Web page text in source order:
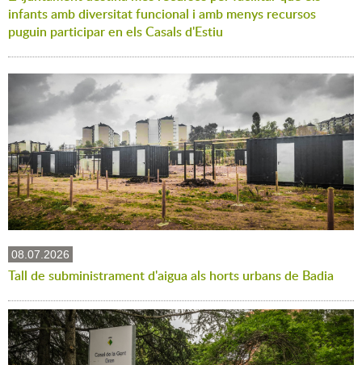
infants amb diversitat funcional i amb menys recursos
puguin participar en els Casals d'Estiu
08.07.2026
Tall de subministrament d'aigua als horts urbans de Badia